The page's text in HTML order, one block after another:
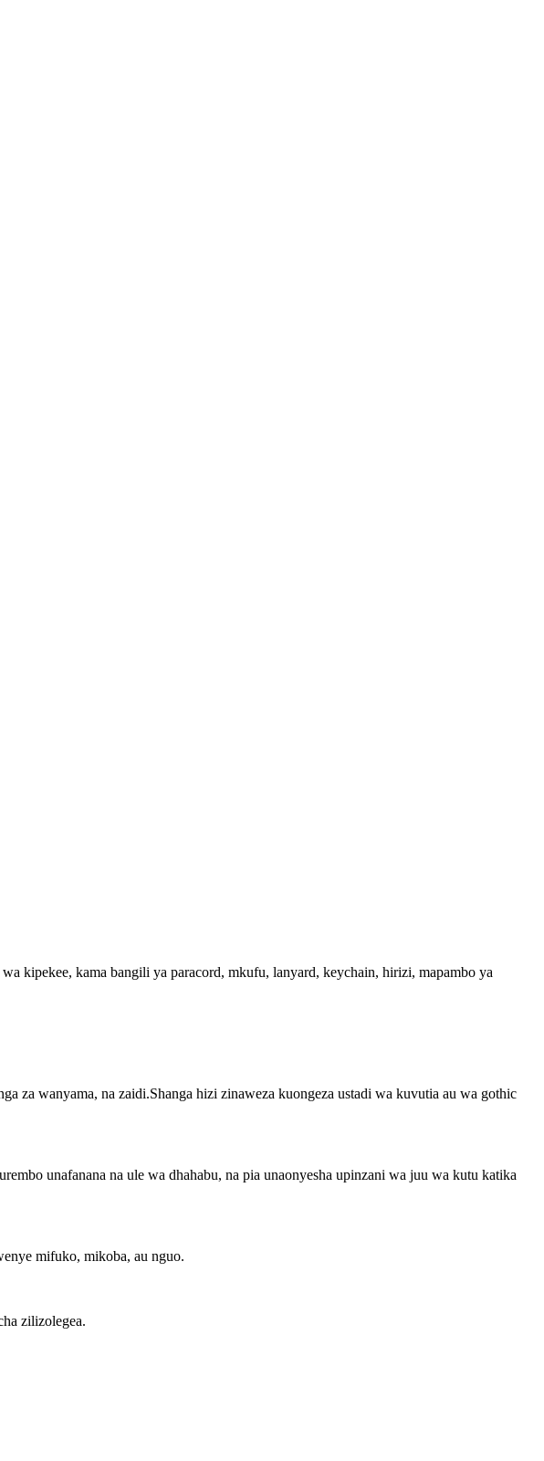
kipekee, kama bangili ya paracord, mkufu, lanyard, keychain, hirizi, mapambo ya
za wanyama, na zaidi.Shanga hizi zinaweza kuongeza ustadi wa kuvutia au wa gothic
unafanana na ule wa dhahabu, na pia unaonyesha upinzani wa juu wa kutu katika
mifuko, mikoba, au nguo.
zilizolegea.